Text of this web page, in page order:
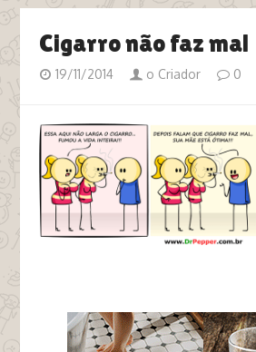
Cigarro não faz mal
19/11/2014 o Criador 0